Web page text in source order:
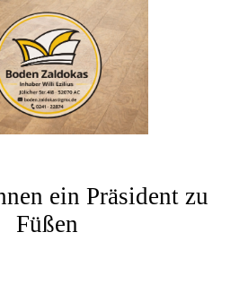
ein Präsident zu
Füßen